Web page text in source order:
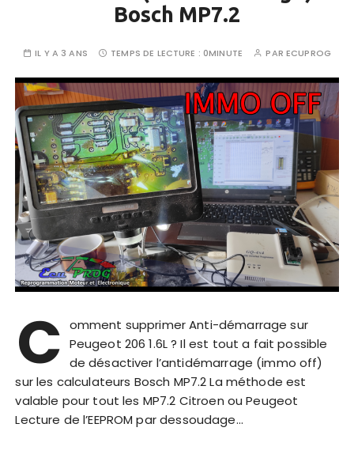
Bosch MP7.2
IL Y A 3 ANS TEMPS DE LECTURE : 0MINUTE PARECUPROG
C omment supprimer Anti-démarrage sur
Peugeot 206 1.6L ? Il est tout a fait possible
de désactiver l’antidémarrage (immo off)
sur les calculateurs Bosch MP7.2 La méthode est
valable pour tout les MP7.2 Citroen ou Peugeot
Lecture de l’EEPROM par dessoudage…